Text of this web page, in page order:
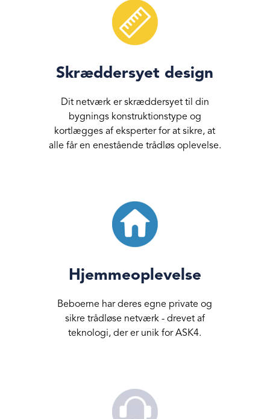
Skræddersyet design
Dit netværk er skræddersyet til din
bygnings konstruktionstype og
kortlægges af eksperter for at sikre, at
alle får en enestående trådløs oplevelse.
Hjemmeoplevelse
Beboerne har deres egne private og
sikre trådløse netværk - drevet af
teknologi, der er unik for ASK4.